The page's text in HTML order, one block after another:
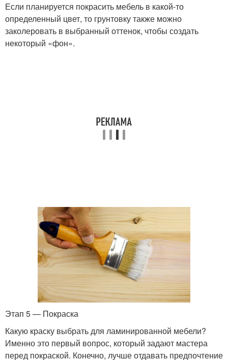
Если планируется покрасить мебель в какой-то
определенный цвет, то грунтовку также можно
заколеровать в выбранный оттенок, чтобы создать
некоторый «фон».
Этап 5 — Покраска
Какую краску выбрать для ламинированной мебели?
Именно это первый вопрос, который задают мастера
перед покраской. Конечно, лучше отдавать предпочтение